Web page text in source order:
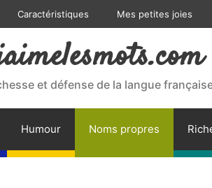
Caractéristiques Mes petites joies
et défense de la langue
Humour Noms propres